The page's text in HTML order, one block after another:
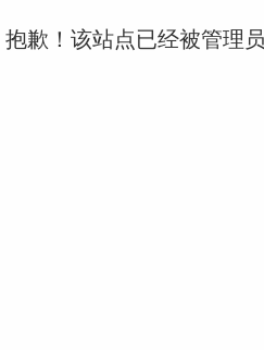
抱歉！该站点已经被管理